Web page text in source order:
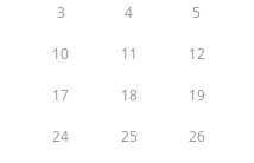
3 4 5
10 11 12
17 18 19
24 25 26